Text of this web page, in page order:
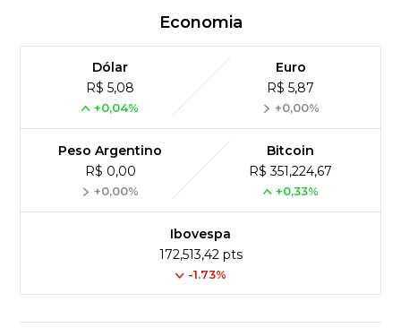
Economia
Dólar
R$ 5,08
+0,04%
Euro
R$ 5,87
+0,00%
Peso Argentino
R$ 0,00
+0,00%
Bitcoin
R$ 351,224,67
+0,33%
Ibovespa
172,513,42 pts
-1.73%